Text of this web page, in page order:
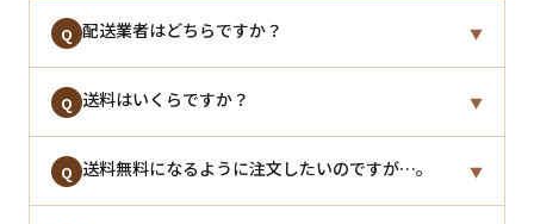
文をお願いいたします。
Q 配送業者はどちらですか？ ▼
A ヤマト運輸にてお届けいたします。
ご了承ください。
Q 送料はいくらですか？ ▼
A 送料別商品につきましては、お届け先1箇所につき
800
Q 送料無料になるように注文したいのですが…。 ▼